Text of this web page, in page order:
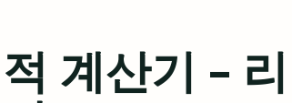
계산기 – 리